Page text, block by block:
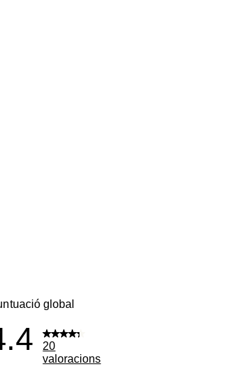
global
20
valoracions